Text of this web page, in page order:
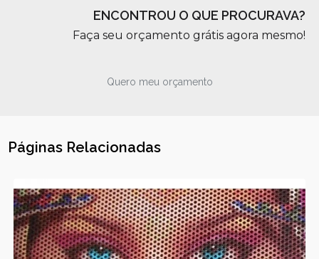
ENCONTROU O QUE PROCURAVA?
Faça seu orçamento grátis agora mesmo!
Quero meu orçamento
Páginas Relacionadas